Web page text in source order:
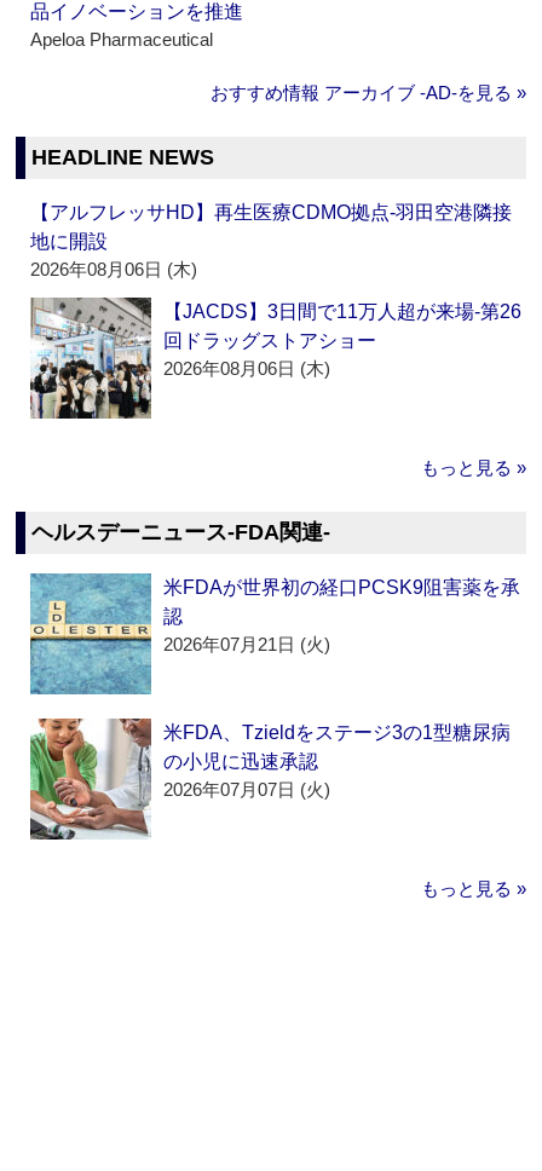
品イノベーションを推進
Apeloa Pharmaceutical
おすすめ情報 アーカイブ ‐AD‐を見る »
HEADLINE NEWS
【アルフレッサHD】再生医療CDMO拠点‐羽田空港隣接
地に開設
2026年08月06日 (木)
【JACDS】3日間で11万人超が来場‐第26
回ドラッグストアショー
2026年08月06日 (木)
もっと見る »
ヘルスデーニュース‐FDA関連‐
米FDAが世界初の経口PCSK9阻害薬を承
認
2026年07月21日 (火)
米FDA、Tzieldをステージ3の1型糖尿病
の小児に迅速承認
2026年07月07日 (火)
もっと見る »